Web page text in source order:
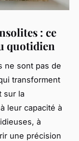
: ce
quotidien
ne sont pas de
transforment
sur la
leur capacité à
à
une précision